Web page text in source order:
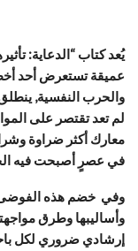
يُعد كتاب “الدعاية:
عميقة تستعرض أحد
والحرب النفسية,
لم تعد تقتصر على
معارك أكثر ضراوة
في عصرٍ أصبحت فيه
وفي خضم هذه الفوضى
وأساليبها وطرق
إرشادي ضروري لكل